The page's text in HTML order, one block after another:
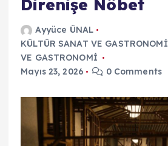
Direnişe Nöbet
Ayyüce ÜNAL
KÜLTÜR SANAT VE GASTRONOMİ
VE GASTRONOMİ
Mayıs 23, 2026
0 Comments